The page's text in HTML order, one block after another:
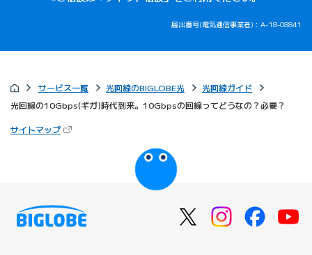
届出番号(電気通信事業者)：A-18-08841
サービス一覧 光回線のBIGLOBE光
光回線ガイド
光回線の10Gbps(ギガ)時代到来。10Gbpsの回線ってどうなの？必要？
サイトマップ（新しいタブで開きます）